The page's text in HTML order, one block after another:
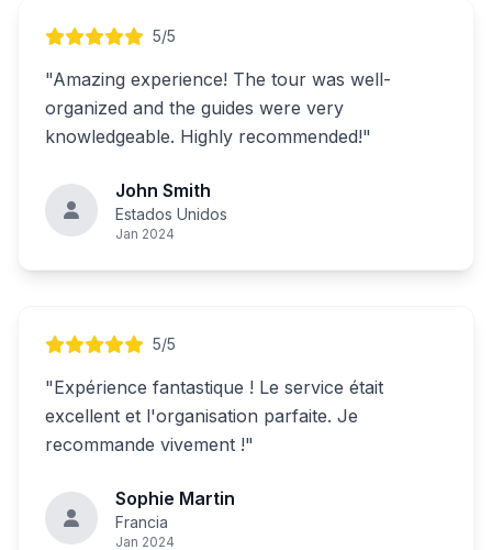
5/5
"Amazing experience! The tour was well-
organized and the guides were very
knowledgeable. Highly recommended!"
John Smith
Estados Unidos
Jan 2024
5/5
"Expérience fantastique ! Le service était
excellent et l'organisation parfaite. Je
recommande vivement !"
Sophie Martin
Francia
Jan 2024